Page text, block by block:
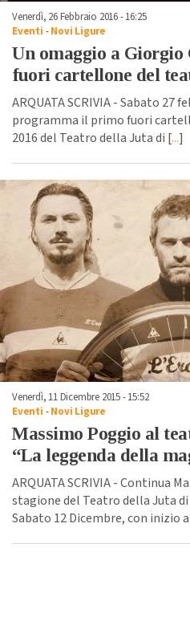
Venerdì, 26 Febbraio 2016 - 16:25
Eventi -Novi Ligure
Un omaggio a
fuori cartellone del
ARQUATA SCRIVIA - Sabato 27
programma il primo fuori
2016 del Teatro della Juta di [...]
Venerdì, 11 Dicembre 2015 - 15:52
Eventi -Novi Ligure
Massimo Poggio al
“La leggenda della
ARQUATA SCRIVIA - Continua
stagione del Teatro della Juta di
Sabato 12 Dicembre, con inizio